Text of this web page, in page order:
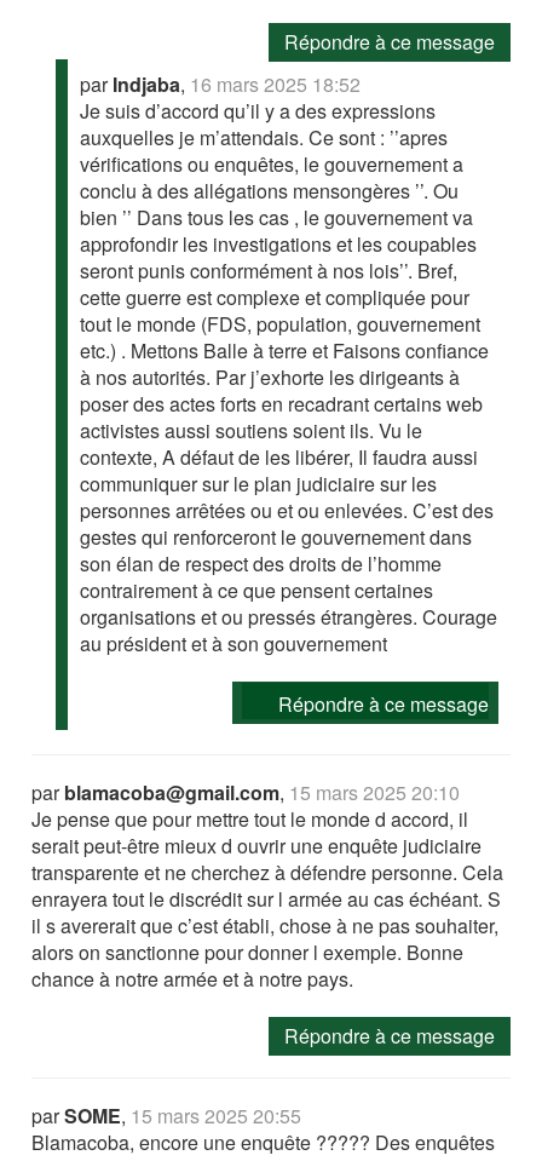
Répondre à ce message
parIndjaba, 16 mars 2025 18:52
Je suis d’accord qu’il y a des expressions
auxquelles je m’attendais. Ce sont : ’’apres
vérifications ou enquêtes, le gouvernement a
conclu à des allégations mensongères ’’. Ou
bien ’’ Dans tous les cas , le gouvernement va
approfondir les investigations et les coupables
seront punis conformément à nos lois’’. Bref,
cette guerre est complexe et compliquée pour
tout le monde (FDS, population, gouvernement
etc.) . Mettons Balle à terre et Faisons confiance
à nos autorités. Par j’exhorte les dirigeants à
poser des actes forts en recadrant certains web
activistes aussi soutiens soient ils. Vu le
contexte, A défaut de les libérer, Il faudra aussi
communiquer sur le plan judiciaire sur les
personnes arrêtées ou et ou enlevées. C’est des
gestes qui renforceront le gouvernement dans
son élan de respect des droits de l’homme
contrairement à ce que pensent certaines
organisations et ou pressés étrangères. Courage
au président et à son gouvernement
Répondre à ce message
parblamacoba@gmail.com, 15 mars 2025 20:10
Je pense que pour mettre tout le monde d accord, il
serait peut-être mieux d ouvrir une enquête judiciaire
transparente et ne cherchez à défendre personne. Cela
enrayera tout le discrédit sur l armée au cas échéant. S
il s avererait que c’est établi, chose à ne pas souhaiter,
alors on sanctionne pour donner l exemple. Bonne
chance à notre armée et à notre pays.
Répondre à ce message
parSOME, 15 mars 2025 20:55
Blamacoba, encore une enquête ????? Des enquêtes